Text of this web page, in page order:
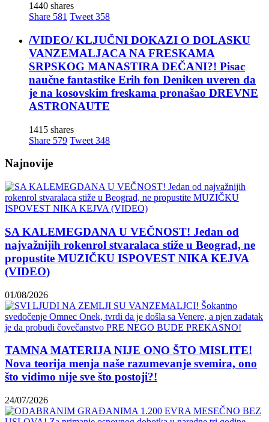
1440 shares
Share 581 Tweet 358
/VIDEO/ KLJUČNI DOKAZI O DOLASKU
VANZEMALJACA NA FRESKAMA
SRPSKOG MANASTIRA DEČANI?! Pisac
naučne fantastike Erih fon Deniken uveren da
je na kosovskim freskama pronašao DREVNE
ASTRONAUTE
1415 shares
Share 579 Tweet 348
Najnovije
SA KALEMEGDANA U VEČNOST! Jedan od
najvažnijih rokenrol stvaralaca stiže u Beograd, ne
propustite MUZIČKU ISPOVEST NIKA KEJVA
(VIDEO)
01/08/2026
TAMNA MATERIJA NIJE ONO ŠTO MISLITE!
Nova teorija menja naše razumevanje svemira, ono
što vidimo nije sve što postoji?!
24/07/2026